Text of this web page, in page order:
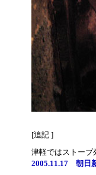
[追記 ]
津軽ではストーブ
2005.11.17 朝日